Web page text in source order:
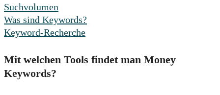
Suchvolumen
Was sind Keywords?
Keyword-Recherche
Mit welchen Tools findet man Money
Keywords?